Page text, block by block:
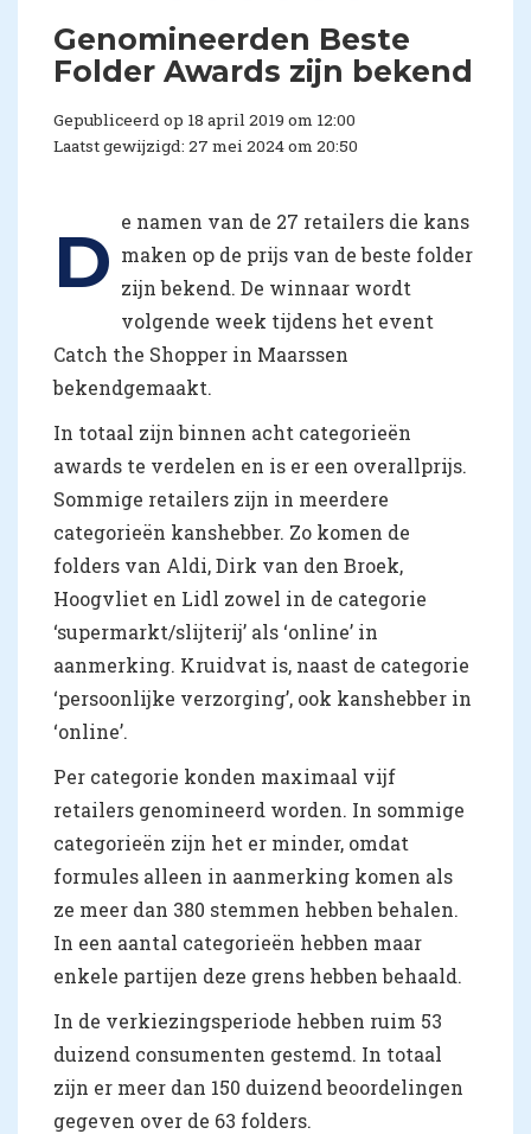
Genomineerden Beste
Folder Awards zijn bekend
Gepubliceerd op 18 april 2019 om 12:00
Laatst gewijzigd: 27 mei 2024 om 20:50
D e namen van de 27 retailers die kans
maken op de prijs van de beste folder
zijn bekend. De winnaar wordt
volgende week tijdens het event
Catch the Shopper in Maarssen
bekendgemaakt.
In totaal zijn binnen acht categorieën
awards te verdelen en is er een overallprijs.
Sommige retailers zijn in meerdere
categorieën kanshebber. Zo komen de
folders van Aldi, Dirk van den Broek,
Hoogvliet en Lidl zowel in de categorie
‘supermarkt/slijterij’ als ‘online’ in
aanmerking. Kruidvat is, naast de categorie
‘persoonlijke verzorging’, ook kanshebber in
‘online’.
Per categorie konden maximaal vijf
retailers genomineerd worden. In sommige
categorieën zijn het er minder, omdat
formules alleen in aanmerking komen als
ze meer dan 380 stemmen hebben behalen.
In een aantal categorieën hebben maar
enkele partijen deze grens hebben behaald.
In de verkiezingsperiode hebben ruim 53
duizend consumenten gestemd. In totaal
zijn er meer dan 150 duizend beoordelingen
gegeven over de 63 folders.